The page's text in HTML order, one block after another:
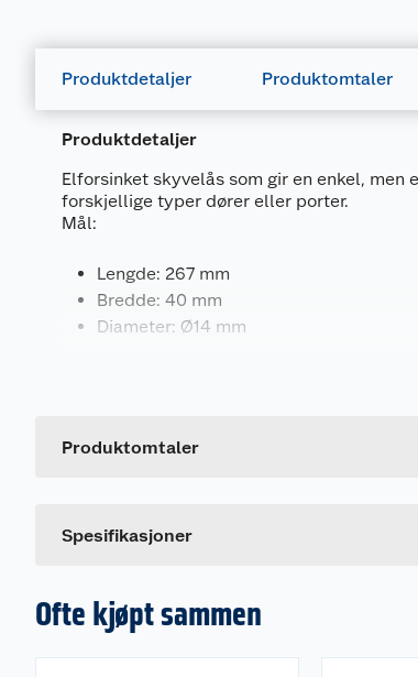
Produktdetaljer Produktomtaler
Produktdetaljer
Elforsinket skyvelås som gir en enkel,
forskjellige typer dører eller porter.
Mål:
Lengde: 267 mm
Bredde: 40 mm
Diameter: Ø14 mm
Inkl. skruer
Produktomtaler
Spesifikasjoner
Leverandørens artikkelnummer
Ofte kjøpt sammen